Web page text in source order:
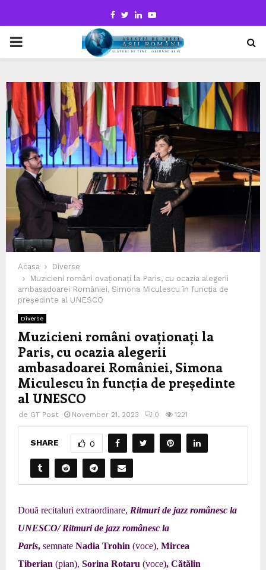
Facebook
TwitterLinkedinYoutube
PRIMARY
Acasa
Diverse
Muzicieni români ovaționați la Paris, cu ocazia alegerii
ambasadoarei României, Simona Miculescu în funcția de
președinte al UNESCO
Diverse
Muzicieni români ovaționați la
Paris, cu ocazia alegerii
ambasadoarei României, Simona
Miculescu în funcția de președinte
al UNESCO
de GT Post November 21, 2023 0 1221
SHARE 0
Două recitaluri extraordinare, Ritmuri de jazz românesc la
UNESCO/ Ritmuri de jazz românesc la
Paris, semnate Nadia Trohin (voce), Mircea
Tiberian (pian), Sorina Rotaru (voce), Cătălin